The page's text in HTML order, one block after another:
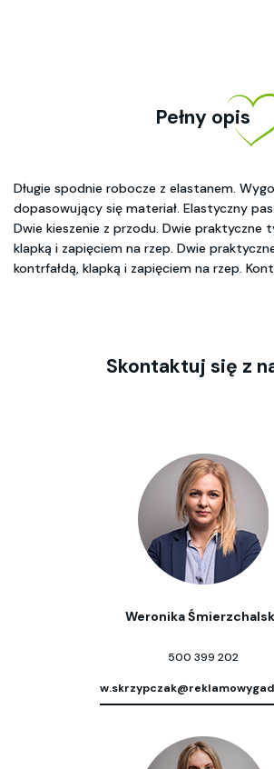
Pełny opis
Długie spodnie robocze z elastanem.
dopasowujący się materiał. Elastyczny
Dwie kieszenie z przodu. Dwie praktyczne
klapką i zapięciem na rzep. Dwie
kontrfałdą, klapką i zapięciem na rzep.
Skontaktuj się z
Weronika
500 399 202